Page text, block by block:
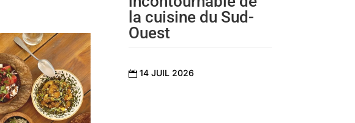
la cuisine du Sud-
Ouest
 14 JUIL 2026